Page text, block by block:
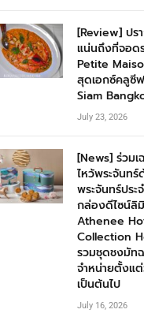
[Review] ปร
แน่นถึงที่จอด
Petite
สุดเอกซ์คลู
Siam
July 23, 2026
[News] ร่วม
ไหว้พระจันท
พระจันทร์ประ
กล่องดีไซน์ลิ
Athenee
Collection
รวมชุดชงมัท
จำหน่ายตั้งแ
เป็นต้นไป
July 16, 2026